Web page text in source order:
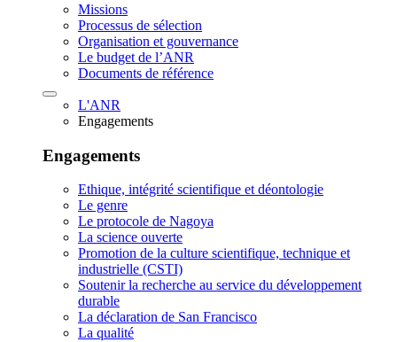
Missions
Processus de sélection
Organisation et gouvernance
Le budget de l’ANR
Documents de référence
L'ANR
Engagements
Engagements
Ethique, intégrité scientifique et déontologie
Le genre
Le protocole de Nagoya
La science ouverte
Promotion de la culture scientifique, technique et
industrielle (CSTI)
Soutenir la recherche au service du développement
durable
La déclaration de San Francisco
La qualité